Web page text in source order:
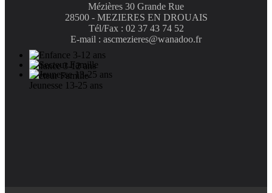
Enfance 3-12 ans
Secteur Famille
Jeunesse 13-25 ans
Mézières 30 Grande Rue
28500 - MEZIERES EN DROUAIS
Tél/Fax : 02 37 43 74 52
E-mail : ascmezieres@wanadoo.fr